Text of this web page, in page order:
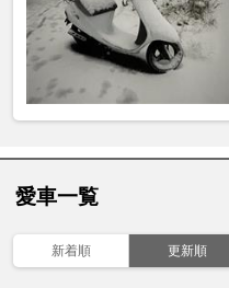
愛車一覧
新着順 更新順